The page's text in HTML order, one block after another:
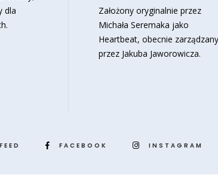
dla
Założony oryginalnie przez
Michała Seremaka jako
Heartbeat, obecnie
przez Jakuba Jaworowicza.
FACEBOOK INSTAGRAM